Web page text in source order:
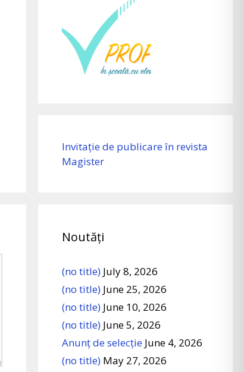
Invitație de publicare în revista
Magister
Noutăți
(no title) July 8, 2026
(no title) June 25, 2026
(no title) June 10, 2026
(no title) June 5, 2026
Anunț de selecție June 4, 2026
(no title) May 27, 2026